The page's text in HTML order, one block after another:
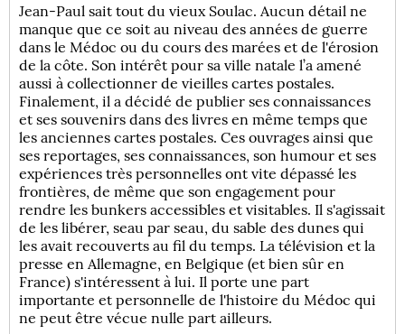
Jean-Paul sait tout du vieux Soulac. Aucun détail ne
manque que ce soit au niveau des années de guerre
dans le Médoc ou du cours des marées et de l'érosion
de la côte. Son intérêt pour sa ville natale l’a amené
aussi à collectionner de vieilles cartes postales.
Finalement, il a décidé de publier ses connaissances
et ses souvenirs dans des livres en même temps que
les anciennes cartes postales. Ces ouvrages ainsi que
ses reportages, ses connaissances, son humour et ses
expériences très personnelles ont vite dépassé les
frontières, de même que son engagement pour
rendre les bunkers accessibles et visitables. Il s'agissait
de les libérer, seau par seau, du sable des dunes qui
les avait recouverts au fil du temps. La télévision et la
presse en Allemagne, en Belgique (et bien sûr en
France) s'intéressent à lui. Il porte une part
importante et personnelle de l'histoire du Médoc qui
ne peut être vécue nulle part ailleurs.